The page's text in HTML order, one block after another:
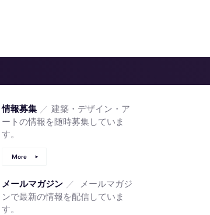
情報募集 ／ 建築・デザイン・ア
ートの情報を随時募集していま
す。
More
メールマガジン ／
メールマガジ
ンで最新の情報を配信していま
す。